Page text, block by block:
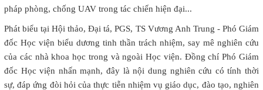
pháp phòng, chống UAV trong tác chiến hiện đại...
Phát biểu tại Hội thảo, Đại tá, PGS, TS Vương Anh Trung - Phó Giám
đốc Học viện biểu dương tinh thần trách nhiệm, say mê nghiên cứu
của các nhà khoa học trong và ngoài Học viện. Đồng chí Phó Giám
đốc Học viện nhấn mạnh, đây là nội dung nghiên cứu có tính thời
sự, đáp ứng đòi hỏi của thực tiễn nhiệm vụ giáo dục, đào tạo, nghiên